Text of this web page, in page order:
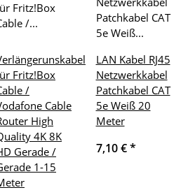
Fritz!Box
/
Cable
High
4K 8K
Gerade /
1-15
LAN Kabel RJ45
Netzwerkkabel
Patchkabel CAT
5e Weiß 20
Meter
7,10 €*